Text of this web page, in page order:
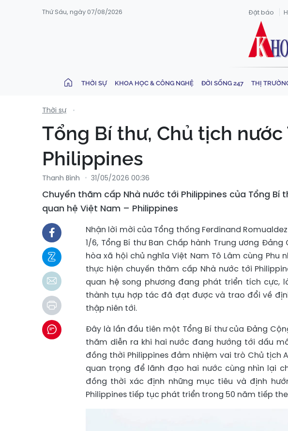
Thứ Sáu, ngày 07/08/2026 Đặt báo
THỜI SỰ KHOA HỌC & CÔNG NGHỆ ĐỜI SỐNG 247 THỊ
Thời sự
Tổng Bí thư, Chủ tịch
Philippines
Thanh Bình 31/05/2026 00:36
Chuyến thăm cấp Nhà nước tới Philippines của Tổng
quan hệ Việt Nam – Philippines
Nhận lời mời của Tổng thống Ferdinand
1/6, Tổng Bí thư Ban Chấp hành Trung ương
hòa xã hội chủ nghĩa Việt Nam Tô Lâm cùng
thực hiện chuyến thăm cấp Nhà nước tới
quan hệ song phương đang phát triển tích cực,
thành tựu hợp tác đã đạt được và trao đổi về
thập niên tới.
Đây là lần đầu tiên một Tổng Bí thư của Đảng
thăm diễn ra khi hai nước đang hướng tới dấu
đồng thời Philippines đảm nhiệm vai trò Chủ tịch
quan trọng để lãnh đạo hai nước cùng nhìn lại
đồng thời xác định những mục tiêu và định
Philippines tiếp tục phát triển trong 50 năm tiếp